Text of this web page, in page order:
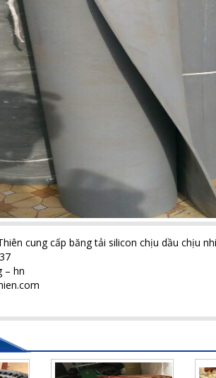
cung cấp băng tải silicon chịu dầu chịu
– hn